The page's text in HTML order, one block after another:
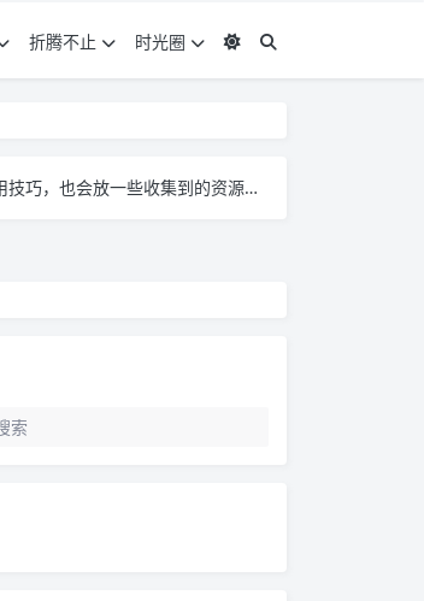
折腾不止 时光圈
来这儿聊，一起琢磨怎么把 pcdn 玩得更顺～